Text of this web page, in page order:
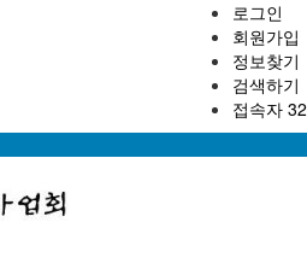
로그인
회원가입
정보찾기
검색하기
접속자 32